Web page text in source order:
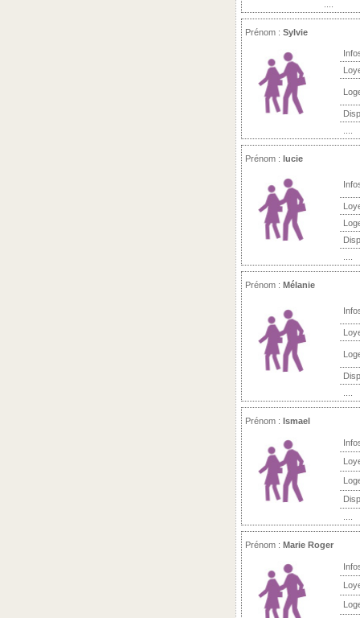
Prénom : Sylvie
Prénom : lucie
Prénom : Mélanie
Prénom : Ismael
Prénom : Marie Roger